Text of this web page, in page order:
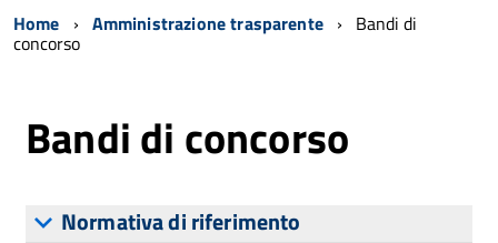
Home Amministrazione trasparente Bandi di
concorso
Bandi di concorso
Normativa di riferimento